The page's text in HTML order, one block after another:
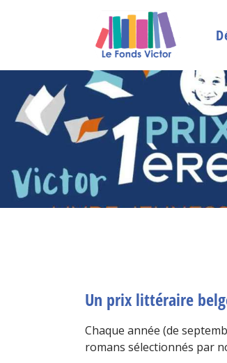
Un prix littéraire
Chaque année (de
romans sélectionnés par